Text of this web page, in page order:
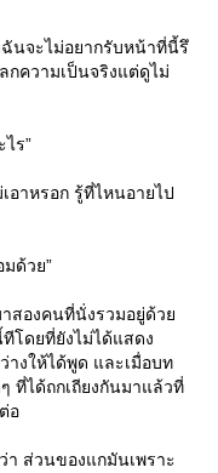
นจะไม่อยากรับหน้าที่นี้รึ
กความเป็นจริงแต่ดูไม่
ร”
อาหรอก รู้ที่ไหนอายไป
ด้วย”
สองคนที่นั่งรวมอยู่ด้วย
โดยที่ยังไม่ได้แสดง
างให้ได้พูด และเมื่อบท
ที่ได้ถกเถียงกันมาแล้วที่
อ
า ส่วนของแกมันเพราะ